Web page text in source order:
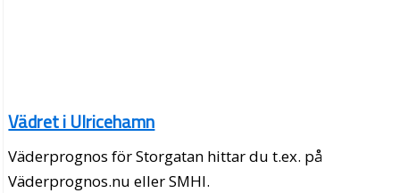
Vädret i Ulricehamn
Väderprognos för Storgatan hittar du t.ex. på
Väderprognos.nu eller SMHI.